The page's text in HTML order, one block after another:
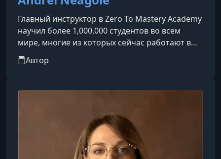
Главный инструктор в Zero To Mastery Academy
научил более 1,000,000 студентов во всем
мире, многие из которых сейчас работают в
крупнейших компаниях мира, таких как Apple,
Google, Amazon, Tesla, IBM, Meta, Shopify и
разработчиком программного обеспечения в
ценный опыт в корпорациях Fortune 500,
технологических стартапах и даже основав
собственный бизнес. Теперь он по
Автор